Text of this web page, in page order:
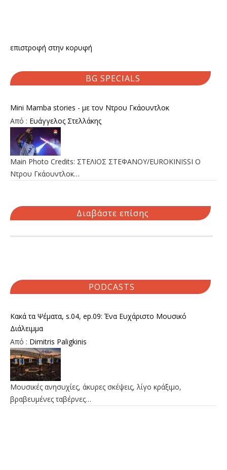
επιστροφή στην κορυφή
BG SPECIALS
Mini Mamba stories - με τον Ντρου Γκάουντλοκ
Από : Ευάγγελος Στελλάκης
Main Photo Credits: ΣΤΕΛΙΟΣ ΣΤΕΦΑΝΟΥ/EUROKINISSI Ο
Ντρου Γκάουντλοκ…
Διαβάστε επίσης
PODCASTS
Κακά τα Ψέματα, s.04, ep.09: Ένα Ευχάριστο Μουσικό
Διάλειμμα
Από : Dimitris Paligkinis
Μουσικές ανησυχίες, άκυρες σκέψεις, λίγο κράξιμο,
βραβευμένες ταβέρνες…